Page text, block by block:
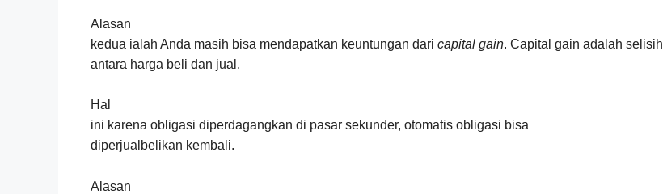
Alasan
kedua ialah Anda masih bisa mendapatkan keuntungan dari capital gain. Capital gain adalah selisih
antara harga beli dan jual.
Hal
ini karena obligasi diperdagangkan di pasar sekunder, otomatis obligasi bisa
diperjualbelikan kembali.
Alasan